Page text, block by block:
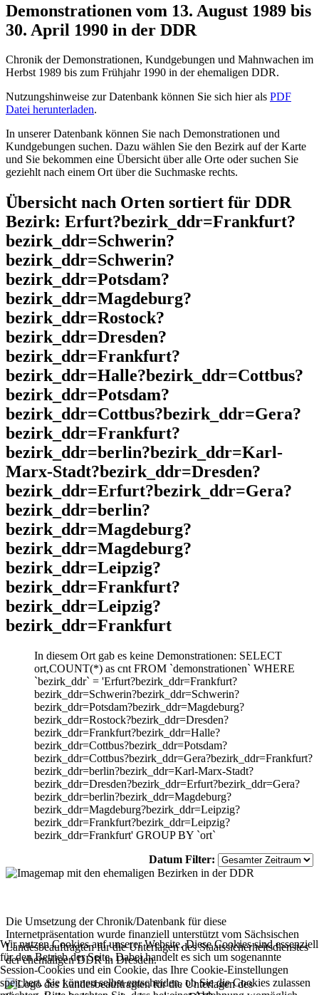
Demonstrationen vom 13. August 1989 bis
30. April 1990 in der DDR
Chronik der Demonstrationen, Kundgebungen und Mahnwachen im
Herbst 1989 bis zum Frühjahr 1990 in der ehemaligen DDR.
Nutzungshinweise zur Datenbank können Sie sich hier als PDF
Datei herunterladen.
In unserer Datenbank können Sie nach Demonstrationen und
Kundgebungen suchen. Dazu wählen Sie den Bezirk auf der Karte
und Sie bekommen eine Übersicht über alle Orte oder suchen Sie
geziehlt nach einem Ort über die Suchmaske rechts.
Übersicht nach Orten sortiert für DDR
Bezirk: Erfurt?bezirk_ddr=Frankfurt?
bezirk_ddr=Schwerin?
bezirk_ddr=Schwerin?
bezirk_ddr=Potsdam?
bezirk_ddr=Magdeburg?
bezirk_ddr=Rostock?
bezirk_ddr=Dresden?
bezirk_ddr=Frankfurt?
bezirk_ddr=Halle?bezirk_ddr=Cottbus?
bezirk_ddr=Potsdam?
bezirk_ddr=Cottbus?bezirk_ddr=Gera?
bezirk_ddr=Frankfurt?
bezirk_ddr=berlin?bezirk_ddr=Karl-
Marx-Stadt?bezirk_ddr=Dresden?
bezirk_ddr=Erfurt?bezirk_ddr=Gera?
bezirk_ddr=berlin?
bezirk_ddr=Magdeburg?
bezirk_ddr=Magdeburg?
bezirk_ddr=Leipzig?
bezirk_ddr=Frankfurt?
bezirk_ddr=Leipzig?
bezirk_ddr=Frankfurt
In diesem Ort gab es keine Demonstrationen: SELECT
ort,COUNT(*) as cnt FROM `demonstrationen` WHERE
`bezirk_ddr` = 'Erfurt?bezirk_ddr=Frankfurt?
bezirk_ddr=Schwerin?bezirk_ddr=Schwerin?
bezirk_ddr=Potsdam?bezirk_ddr=Magdeburg?
bezirk_ddr=Rostock?bezirk_ddr=Dresden?
bezirk_ddr=Frankfurt?bezirk_ddr=Halle?
bezirk_ddr=Cottbus?bezirk_ddr=Potsdam?
bezirk_ddr=Cottbus?bezirk_ddr=Gera?bezirk_ddr=Frankfurt?
bezirk_ddr=berlin?bezirk_ddr=Karl-Marx-Stadt?
bezirk_ddr=Dresden?bezirk_ddr=Erfurt?bezirk_ddr=Gera?
bezirk_ddr=berlin?bezirk_ddr=Magdeburg?
bezirk_ddr=Magdeburg?bezirk_ddr=Leipzig?
bezirk_ddr=Frankfurt?bezirk_ddr=Leipzig?
bezirk_ddr=Frankfurt' GROUP BY `ort`
Datum Filter:
Die Umsetzung der Chronik/Datenbank für diese
Internetpräsentation wurde finanziell unterstützt vom Sächsischen
Landesbeauftragten für die Unterlagen des Staatssicherheitsdienstes
der ehemaligen DDR in Dresden.
Wir nutzen Cookies auf unserer Website. Diese Cookies sind essenziell
für den Betrieb der Seite. Dabei handelt es sich um sogenannte
Session-Cookies und ein Cookie, das Ihre Cookie-Einstellungen
speichert. Sie können selbst entscheiden, ob Sie die Cookies zulassen